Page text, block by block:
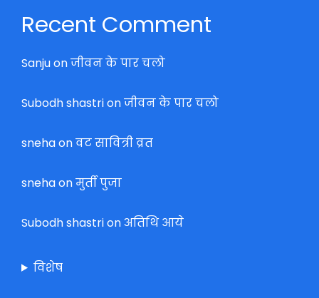
Recent Comment
Sanjuonजीवन के पार चलो
Subodh shastrionजीवन के पार चलो
snehaonवट सावित्री व्रत
snehaonमुर्ती पुजा
Subodh shastrionअतिथि आये
विशेष